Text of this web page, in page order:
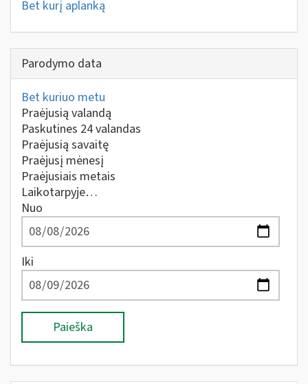
Bet kurį aplanką
Parodymo data
Bet kuriuo metu
Praėjusią valandą
Paskutines 24 valandas
Praėjusią savaitę
Praėjusį mėnesį
Praėjusiais metais
Laikotarpyje…
Nuo
Iki
Paieška